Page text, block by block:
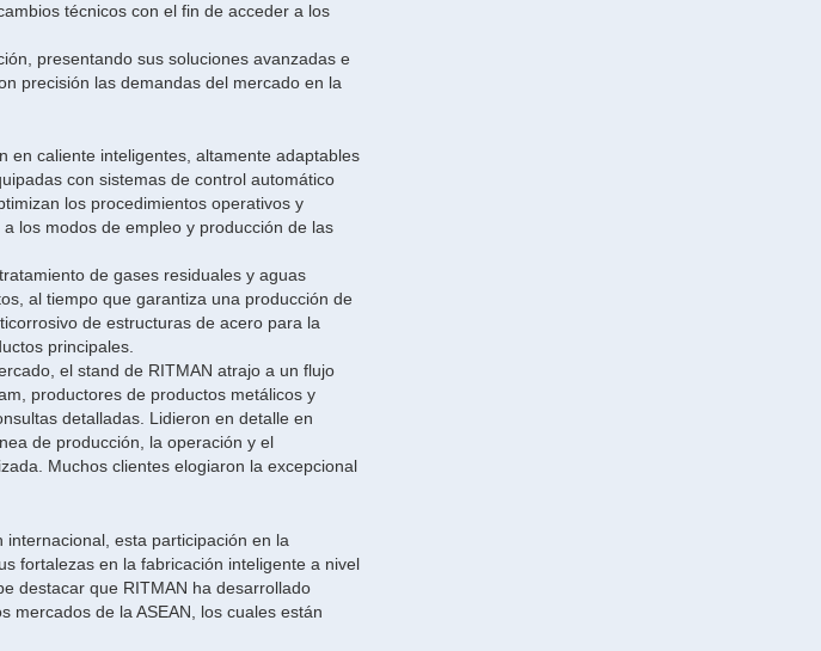
técnicos con el fin de acceder a los
presentando sus soluciones avanzadas e
precisión las demandas del mercado en la
en caliente inteligentes, altamente adaptables
con sistemas de control automático
los procedimientos operativos y
los modos de empleo y producción de las
de gases residuales y aguas
al tiempo que garantiza una producción de
de estructuras de acero para la
principales.
el stand de RITMAN atrajo a un flujo
productores de productos metálicos y
detalladas. Lidieron en detalle en
de producción, la operación y el
Muchos clientes elogiaron la excepcional
esta participación en la
fortalezas en la fabricación inteligente a nivel
destacar que RITMAN ha desarrollado
mercados de la ASEAN, los cuales están